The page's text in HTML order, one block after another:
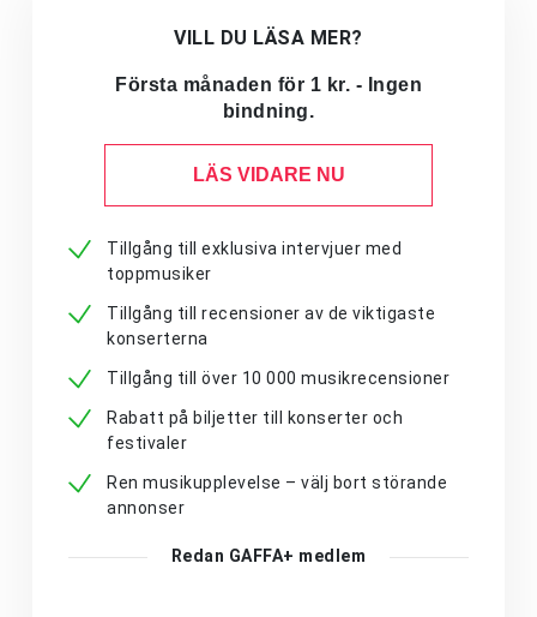
VILL DU LÄSA MER?
Första månaden för 1 kr. - Ingen
bindning.
LÄS VIDARE NU
Tillgång till exklusiva intervjuer med
toppmusiker
Tillgång till recensioner av de viktigaste
konserterna
Tillgång till över 10 000 musikrecensioner
Rabatt på biljetter till konserter och
festivaler
Ren musikupplevelse – välj bort störande
annonser
Redan GAFFA+ medlem